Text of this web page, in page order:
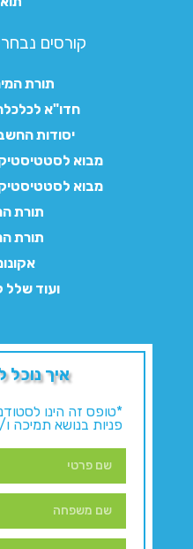
קורסים
תורת המימון
חדו"א לכלכלה
יסודות
מבוא
מבוא
תורת
תורת
ועוד שלל
איך נוכל
*טופס זה הינו
פניות בנושא תמיכה ו/